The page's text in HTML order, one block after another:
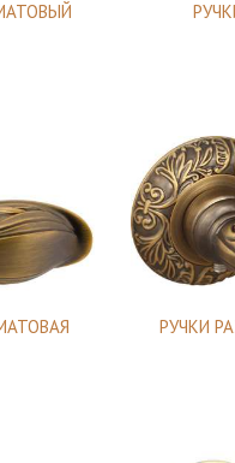
РУЧКИ